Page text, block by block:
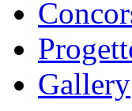
Gallery